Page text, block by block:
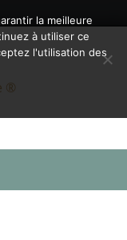
la meilleure
à utiliser ce
l'utilisation des